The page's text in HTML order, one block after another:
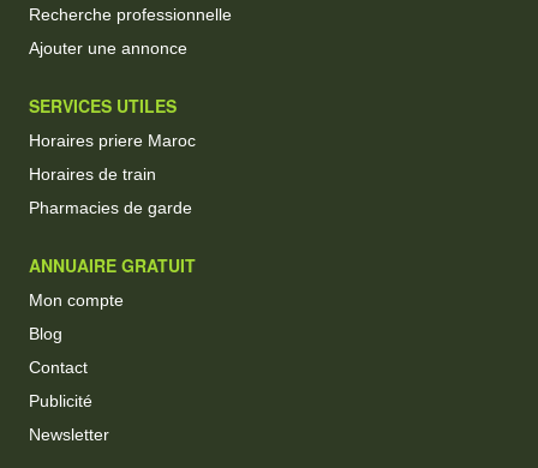
Recherche professionnelle
Ajouter une annonce
SERVICES UTILES
Horaires priere Maroc
Horaires de train
Pharmacies de garde
ANNUAIRE GRATUIT
Mon compte
Blog
Contact
Publicité
Newsletter